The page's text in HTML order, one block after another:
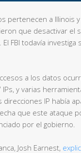
pertenecen a Illinois
que desactivar el
FBI todavía
a los datos
y varias
direcciones IP había
que este ataque
por el gobierno.
Josh Earnest,